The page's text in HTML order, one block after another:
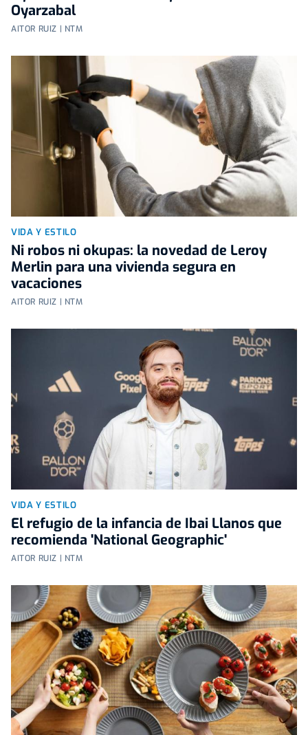
Oyarzabal
AITOR RUIZ | NTM
VIDA Y ESTILO
Ni robos ni okupas: la novedad de Leroy
Merlin para una vivienda segura en
vacaciones
AITOR RUIZ | NTM
VIDA Y ESTILO
El refugio de la infancia de Ibai Llanos que
recomienda 'National Geographic'
AITOR RUIZ | NTM